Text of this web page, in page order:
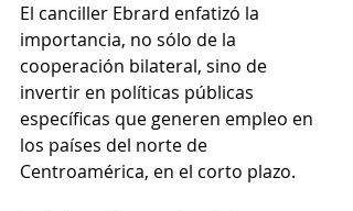
El canciller Ebrard enfatizó la
importancia, no sólo de la
cooperación bilateral, sino de
invertir en políticas públicas
específicas que generen empleo en
los países del norte de
Centroamérica, en el corto plazo.